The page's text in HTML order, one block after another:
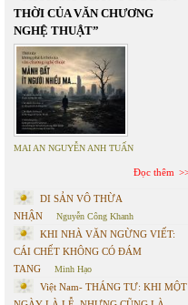
THỜI CỦA VĂN CHƯƠNG
NGHỆ THUẬT”
MAI AN NGUYỄN ANH TUẤN
Đọc thêm
DI SẢN VÔ THỪA
NHẬN
Nguyễn Công Khanh
KHI NHÀ VĂN NGỪNG VIẾT:
CÁI CHẾT KHÔNG CÓ ĐÁM
TANG
Minh Hạo
Việt Nam- THÁNG TƯ: KHI MỘT